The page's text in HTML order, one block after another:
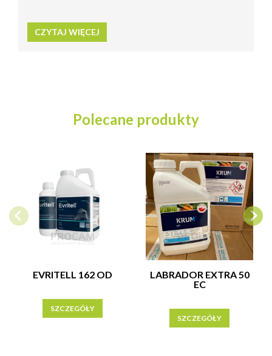
CZYTAJ WIĘCEJ
Polecane produkty
EVRITELL 162 OD
SZCZEGÓŁY
LABRADOR EXTRA 50
EC
SZCZEGÓŁY